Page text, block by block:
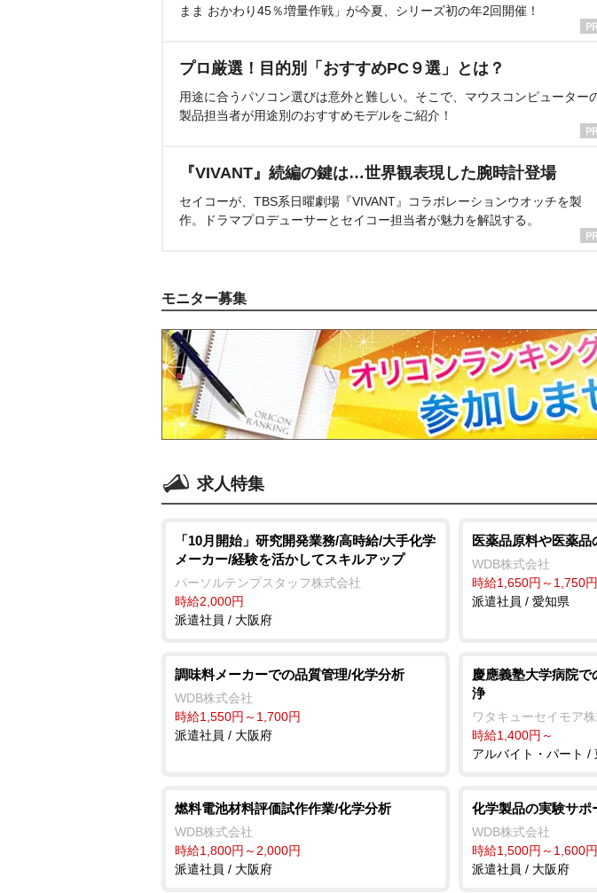
まま おかわり45％増量作戦」が今夏、シリーズ初の年2回開催！
プロ厳選！目的別「おすすめPC９選」とは？
用途に合うパソコン選びは意外と難しい。そこで、マウスコンピューター
製品担当者が用途別のおすすめモデルをご紹介！
『VIVANT』続編の鍵は…世界観表現した腕時計登場
セイコーが、TBS系日曜劇場『VIVANT』コラボレーションウオッチを製
作。ドラマプロデューサーとセイコー担当者が魅力を解説する。
モニター募集
求人特集
「10月開始」研究開発業務/高時給/大手化学
メーカー/経験を活かしてスキルアップ
パーソルテンプスタッフ株式会社
時給2,000円
派遣社員 / 大阪府
医薬品原料や医薬
WDB株式会社
時給1,650円～1,750円
派遣社員 / 愛知県
調味料メーカーでの品質管理/化学分析
WDB株式会社
時給1,550円～1,700円
派遣社員 / 大阪府
慶應義塾大学病院
浄
ワタキューセイモア
時給1,400円～
アルバイト・パート /
燃料電池材料評価試作作業/化学分析
WDB株式会社
時給1,800円～2,000円
派遣社員 / 大阪府
化学製品の実験サポ
WDB株式会社
時給1,500円～1,600円
派遣社員 / 大阪府